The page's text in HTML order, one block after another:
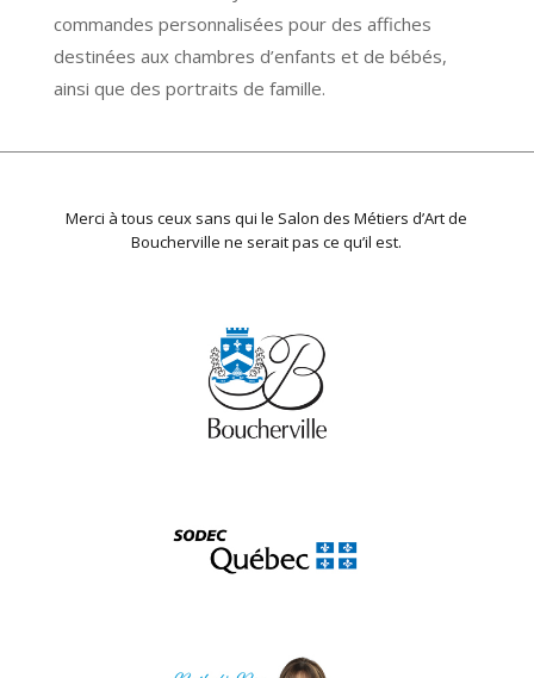
commandes personnalisées pour des affiches
destinées aux chambres d’enfants et de bébés,
ainsi que des portraits de famille.
Merci à tous ceux sans qui le Salon des Métiers d’Art de
Boucherville ne serait pas ce qu’il est.